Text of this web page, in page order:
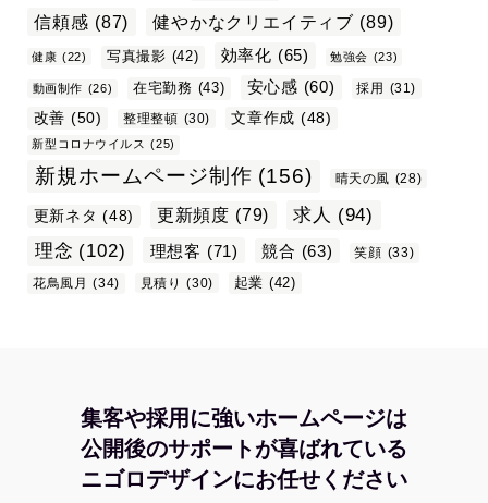
信頼感 (87) 健やかなクリエイティブ (89)
健康 (22) 写真撮影 (42) 効率化 (65) 勉強会 (23)
動画制作 (26) 在宅勤務 (43) 安心感 (60) 採用 (31)
改善 (50) 整理整頓 (30) 文章作成 (48)
新型コロナウイルス (25)
新規ホームページ制作 (156) 晴天の風 (28)
更新ネタ (48) 更新頻度 (79) 求人 (94)
理念 (102) 理想客 (71) 競合 (63) 笑顔 (33)
花鳥風月 (34) 見積り (30) 起業 (42)
集客や採用に強いホームページは
公開後のサポートが喜ばれている
ニゴロデザインにお任せください